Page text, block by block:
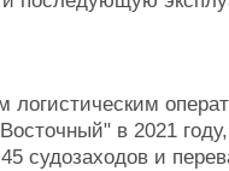
логистическим
в 2021
судозаходов и